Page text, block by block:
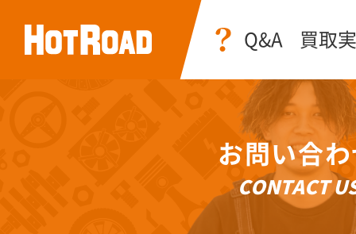
Q&A 買取
お問い合
CONTACT